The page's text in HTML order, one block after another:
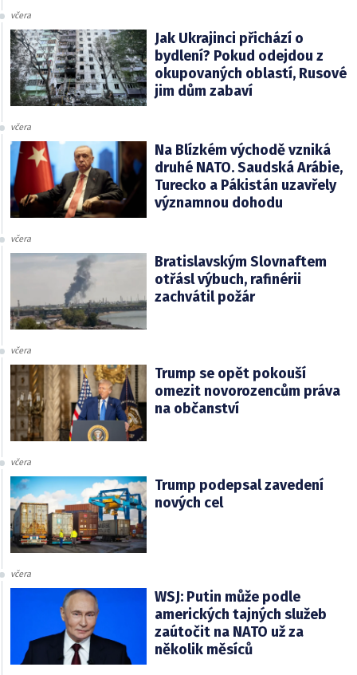
včera
Jak Ukrajinci přichází o
bydlení? Pokud odejdou z
okupovaných oblastí, Rusové
jim dům zabaví
včera
Na Blízkém východě vzniká
druhé NATO. Saudská Arábie,
Turecko a Pákistán uzavřely
významnou dohodu
včera
Bratislavským Slovnaftem
otřásl výbuch, rafinérii
zachvátil požár
včera
Trump se opět pokouší
omezit novorozencům práva
na občanství
včera
Trump podepsal zavedení
nových cel
včera
WSJ: Putin může podle
amerických tajných služeb
zaútočit na NATO už za
několik měsíců